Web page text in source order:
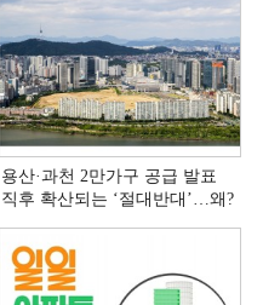
용산·과천 2만가구 공급 발표
직후 확산되는 ‘절대반대’…왜?